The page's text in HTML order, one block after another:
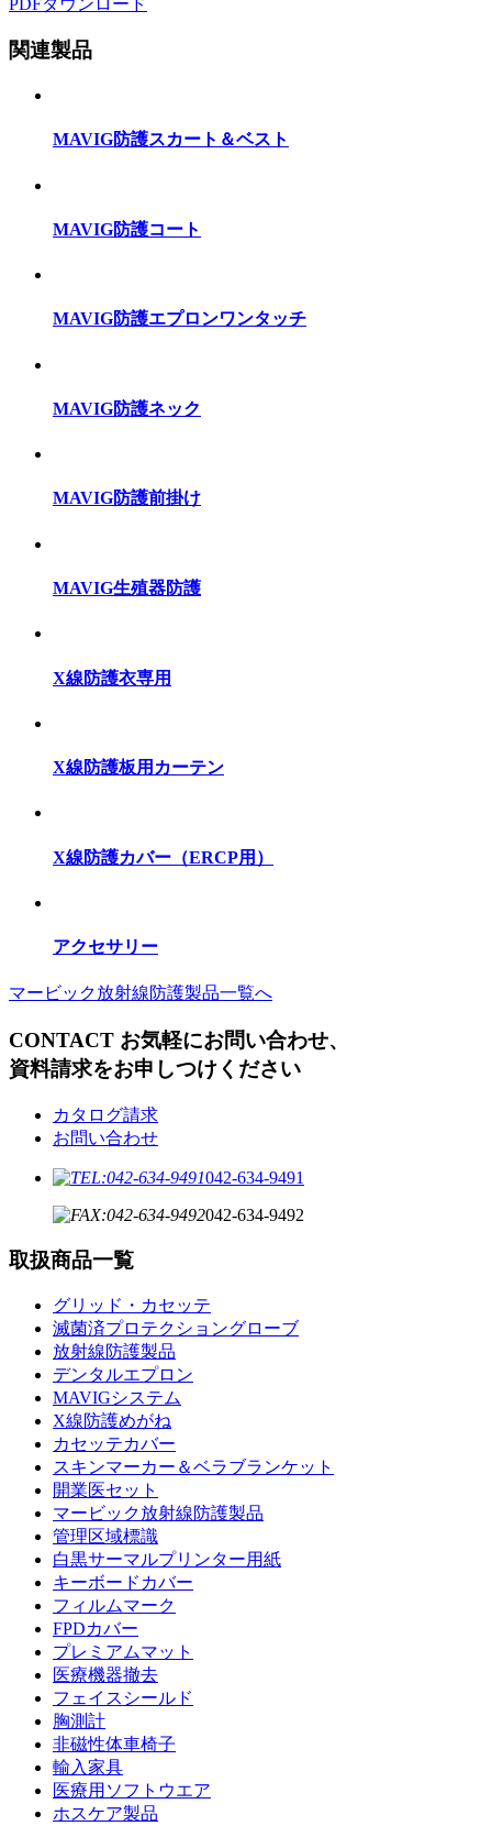
関連製品
MAVIG防護スカート＆ベスト
MAVIG防護コート
MAVIG防護エプロンワンタッチ
MAVIG防護ネック
MAVIG防護前掛け
MAVIG生殖器防護
X線防護衣専用
X線防護板用カーテン
X線防護カバー（ERCP用）
アクセサリー
マービック放射線防護製品一覧へ
CONTACT お気軽にお問い合わせ、
資料請求をお申しつけください
カタログ請求
お問い合わせ
042-634-9491
042-634-9492
取扱商品一覧
グリッド・カセッテ
滅菌済プロテクショングローブ
放射線防護製品
デンタルエプロン
MAVIGシステム
X線防護めがね
カセッテカバー
スキンマーカー＆ベラブランケット
開業医セット
マービック放射線防護製品
管理区域標識
白黒サーマルプリンター用紙
キーボードカバー
フィルムマーク
FPDカバー
プレミアムマット
医療機器撤去
フェイスシールド
胸測計
非磁性体車椅子
輸入家具
医療用ソフトウエア
ホスケア製品